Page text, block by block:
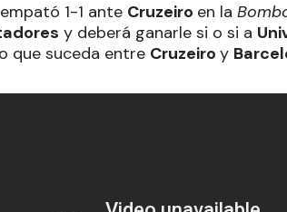
empató 1-1 ante Cruzeiro en la
y deberá ganarle si o si a
que suceda entre Cruzeiro y